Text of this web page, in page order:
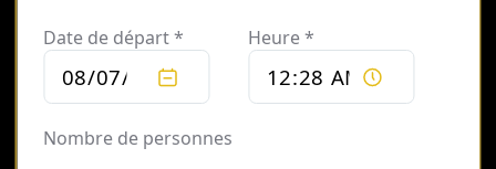
Sommaire